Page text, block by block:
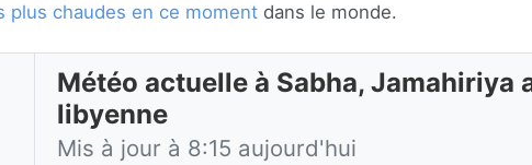
plus chaudes en ce moment dans le monde.
Météo actuelle à Sabha, Jamahiriya
libyenne
Mis à jour à 8:15 aujourd'hui